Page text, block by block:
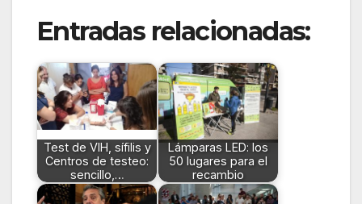
Entradas relacionadas:
Test de VIH, sífilis y
Centros de testeo:
sencillo,…
Lámparas LED: los
50 lugares para el
recambio